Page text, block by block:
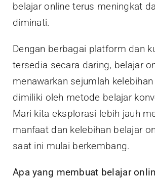
belajar online terus meningkat
diminati.
Dengan berbagai platform dan
tersedia secara daring, belajar
menawarkan sejumlah
dimiliki oleh metode belajar
Mari kita eksplorasi lebih jauh
manfaat dan kelebihan belajar
saat ini mulai berkembang.
Apa yang membuat belajar